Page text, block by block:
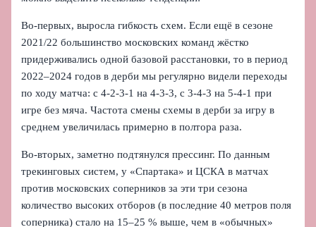
Во‑первых, выросла гибкость схем. Если ещё в сезоне
2021/22 большинство московских команд жёстко
придерживались одной базовой расстановки, то в период
2022–2024 годов в дерби мы регулярно видели переходы
по ходу матча: с 4‑2‑3‑1 на 4‑3‑3, с 3‑4‑3 на 5‑4‑1 при
игре без мяча. Частота смены схемы в дерби за игру в
среднем увеличилась примерно в полтора раза.
Во‑вторых, заметно подтянулся прессинг. По данным
трекинговых систем, у «Спартака» и ЦСКА в матчах
против московских соперников за эти три сезона
количество высоких отборов (в последние 40 метров поля
соперника) стало на 15–25 % выше, чем в «обычных»